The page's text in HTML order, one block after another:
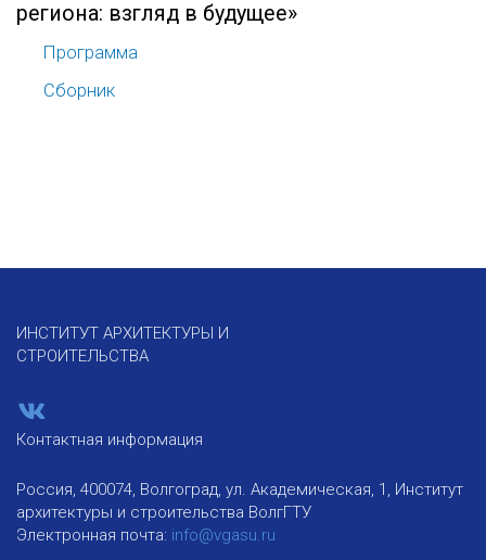
региона: взгляд в будущее»
Программа
Сборник
ИНСТИТУТ АРХИТЕКТУРЫ И
СТРОИТЕЛЬСТВА
Контактная информация
Россия, 400074, Волгоград, ул. Академическая, 1, Институт
архитектуры и строительства ВолгГТУ
Электронная почта: info@vgasu.ru